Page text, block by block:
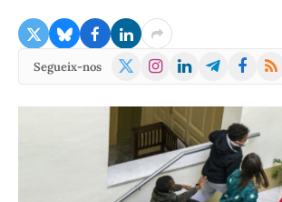
Segueix-nos
X
Instagram
LinkedInTelegramFacebook
RSS